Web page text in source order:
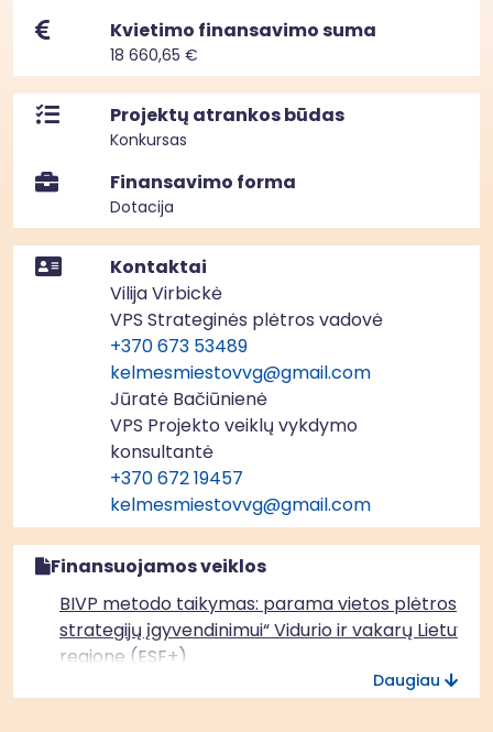
Kvietimo finansavimo suma
18 660,65 €
Projektų atrankos būdas
Konkursas
Finansavimo forma
Dotacija
Kontaktai
Vilija Virbickė
VPS Strateginės plėtros vadovė
+370 673 53489
kelmesmiestovvg@gmail.com
Jūratė Bačiūnienė
VPS Projekto veiklų vykdymo
konsultantė
+370 672 19457
kelmesmiestovvg@gmail.com
Finansuojamos veiklos
BIVP metodo taikymas: parama vietos plėtros
strategijų įgyvendinimui“ Vidurio ir vakarų Lietuvos
regione (ESF+)
Daugiau